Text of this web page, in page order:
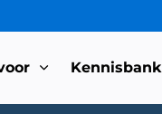
Kennisbank